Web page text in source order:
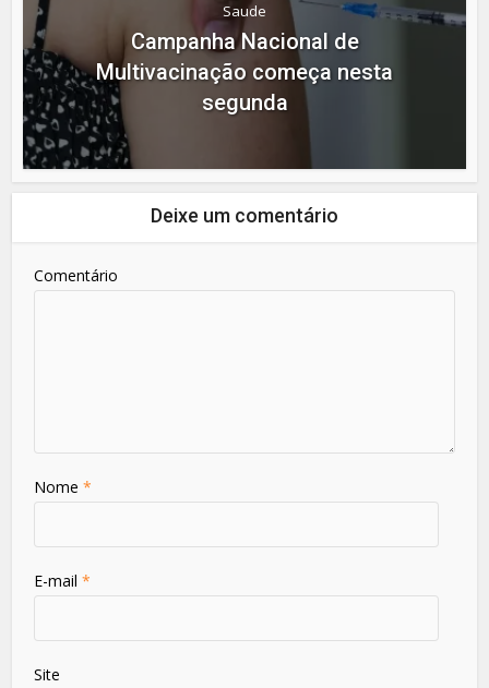
Saude
Campanha Nacional de
Multivacinação começa nesta
segunda
Deixe um comentário
Comentário
Nome*
E-mail*
Site